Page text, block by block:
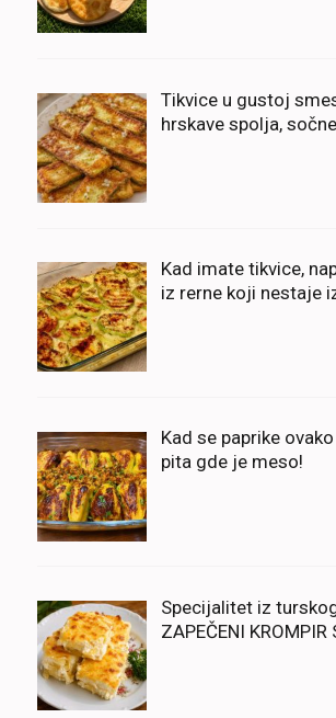
Tikvice u gustoj
hrskave spolja,
Kad imate tikvice,
iz rerne koji nestaje
Kad se paprike
pita gde je meso!
Specijalitet iz
ZAPEČENI KROMPIR